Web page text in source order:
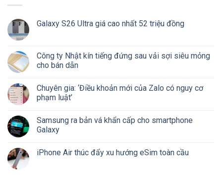
Galaxy S26 Ultra giá cao nhất 52 triệu đồng
Công ty Nhật kín tiếng đứng sau vải sợi siêu mỏng
cho bán dẫn
Chuyên gia: ‘Điều khoản mới của Zalo có nguy cơ
phạm luật’
Samsung ra bản vá khẩn cấp cho smartphone
Galaxy
iPhone Air thúc đẩy xu hướng eSim toàn cầu